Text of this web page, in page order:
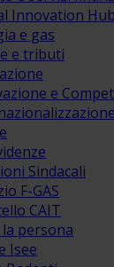
Innovation Hub
e gas
e tributi
e
Sindacali
F-GAS
CAIT
persona
Isee